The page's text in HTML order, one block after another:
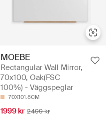
MOEBE
Rectangular Wall Mirror,
70x100, Oak(FSC
100%) - Väggspeglar
70X101.8CM
1999 kr 2499 kr